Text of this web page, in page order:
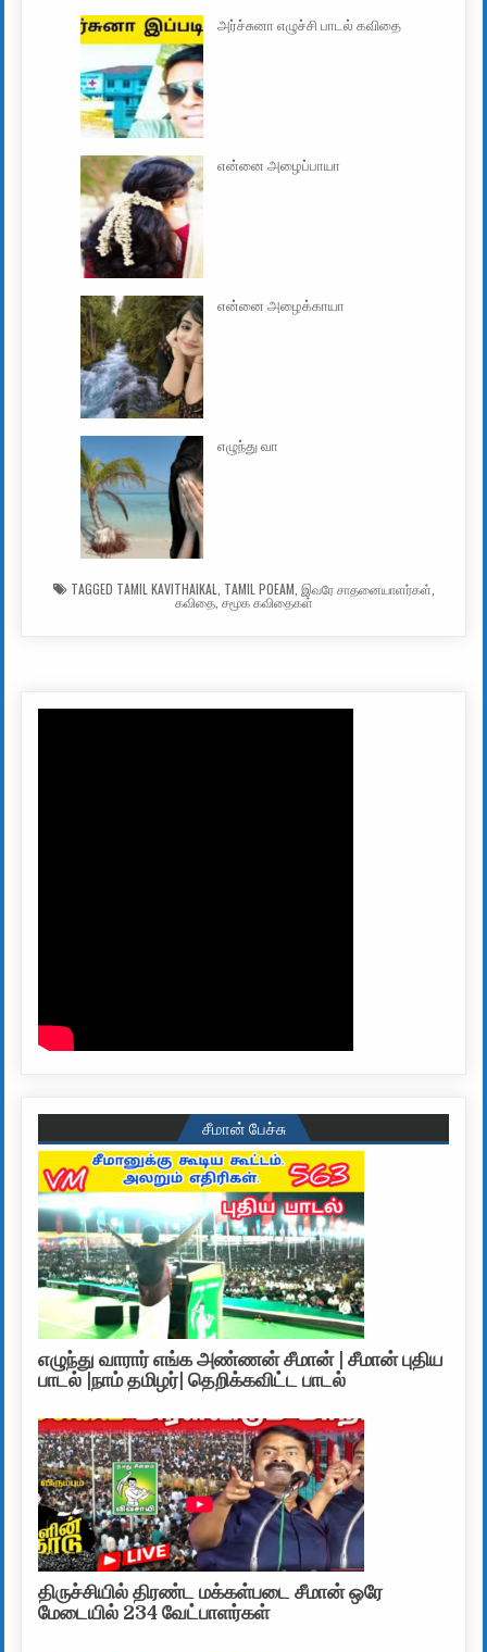
அர்ச்சுனா எழுச்சி பாடல் கவிதை
என்னை அழைப்பாயா
என்னை அழைக்காயா
எழுந்து வா
TAGGED TAMIL KAVITHAIKAL TAMIL POEAM இவரே சாதனையாளர்கள்
கவிதை,சமூக கவிதைகள்
சீமான் பேச்சு
எழுந்து வாரார் எங்க அண்ணன் சீமான் | சீமான் புதிய
பாடல் |நாம் தமிழர்| தெறிக்கவிட்ட பாடல்
திருச்சியில் திரண்ட மக்கள்படை சீமான் ஒரே
மேடையில் 234 வேட்பாளர்கள்